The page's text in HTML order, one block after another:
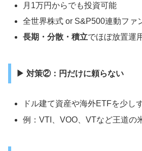
月1万円からでも投資可能
全世界株式 or S&P500連動ファ
長期・分散・積立でほぼ放置運
▶ 対策②：円だけに頼らない
ドル建て資産や海外ETFを少し
例：VTI、VOO、VTなど王道の